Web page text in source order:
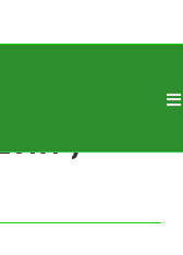
)